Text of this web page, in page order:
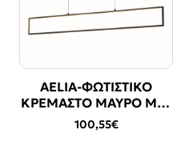
AELIA-ΦΩΤΙΣΤΙΚΟ
ΚΡΕΜΑΣΤΟ ΜΑΥΡΟ ΜΑΤ
ΑΛΟΥΜΙΝΙΟΥ LED SMD
32W 3000Κ 2600LM
100,55€